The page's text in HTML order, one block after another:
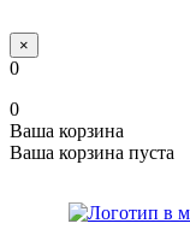
×
0
0
Ваша корзина
Ваша корзина пуста